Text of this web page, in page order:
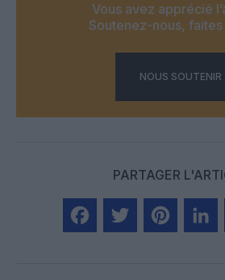
Vous avez apprécié
Soutenez-nous, faites
NOUS SOUTENIR
PARTAGER